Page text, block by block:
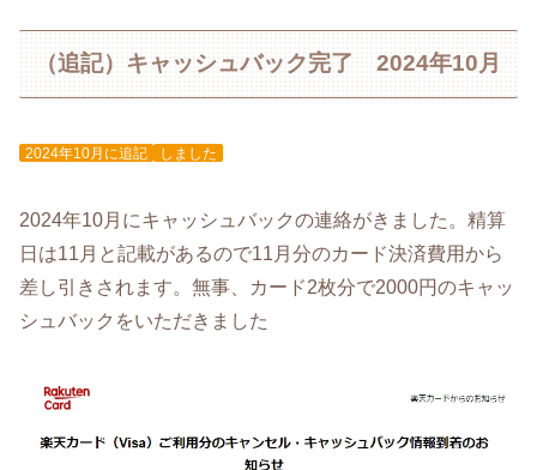
（追記）キャッシュバック完了 2024年10月
2024年10月に追記 しました
2024年10月にキャッシュバックの連絡がきました。精算
日は11月と記載があるので11月分のカード決済費用から
差し引きされます。無事、カード2枚分で2000円のキャッ
シュバックをいただきました